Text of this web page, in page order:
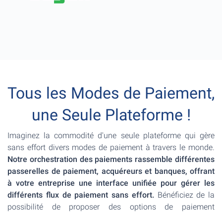
Tous les Modes de Paiement,
une Seule Plateforme !
Imaginez la commodité d'une seule plateforme qui gère
sans effort divers modes de paiement à travers le monde.
Notre orchestration des paiements rassemble différentes
passerelles de paiement, acquéreurs et banques, offrant
à votre entreprise une interface unifiée pour gérer les
différents flux de paiement sans effort. Bénéficiez de la
possibilité de proposer des options de paiement